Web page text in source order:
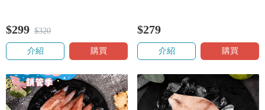
$299 $320
介紹 購買
$279
介紹 購買